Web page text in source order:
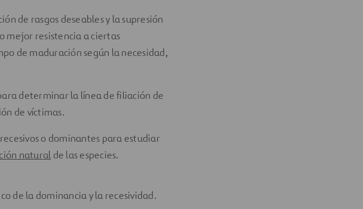
de rasgos deseables y la supresión
mejor resistencia a ciertas
de maduración según la necesidad,
determinar la línea de filiación de
de víctimas.
o dominantes para estudiar
natural de las especies.
de la dominancia y la recesividad.